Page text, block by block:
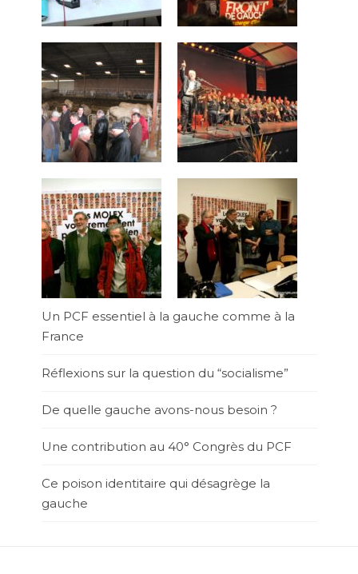
Un PCF essentiel à la gauche comme à la
France
Réflexions sur la question du “socialisme”
De quelle gauche avons-nous besoin ?
Une contribution au 40° Congrès du PCF
Ce poison identitaire qui désagrège la
gauche